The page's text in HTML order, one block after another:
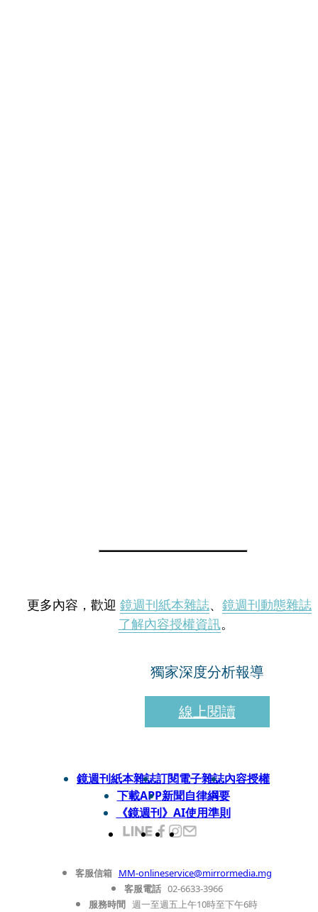
更多內容，歡迎 鏡週刊紙本雜誌、 鏡週刊動態雜誌
了解內容授權資訊。
獨家深度分析報導
線上閱讀
鏡週刊紙本雜誌訂閱電子雜誌內容授權
下載APP新聞自律綱要
《鏡週刊》AI使用準則
客服信箱 MM-onlineservice@mirrormedia.mg
客服電話 02-6633-3966
服務時間 週一至週五上午10時至下午6時